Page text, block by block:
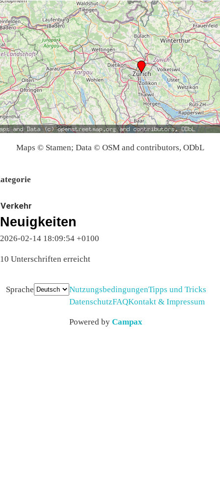
Maps © Stamen; Data © OSM and contributors, ODbL
Verkehr
Neuigkeiten
2026-02-14 18:09:54 +0100
10 Unterschriften erreicht
Sprache NutzungsbedingungenTipps und Tricks
DatenschutzFAQKontakt & Impressum
Powered by Campax